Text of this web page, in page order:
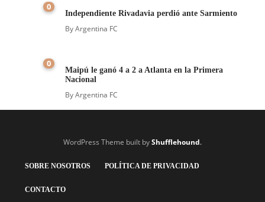
0
Independiente Rivadavia perdió ante Sarmiento
ByArgentina FC
0
Maipú le ganó 4 a 2 a Atlanta en la Primera
Nacional
ByArgentina FC
WordPress Theme built byShufflehound.
SOBRE NOSOTROS POLÍTICA DE PRIVACIDAD
CONTACTO